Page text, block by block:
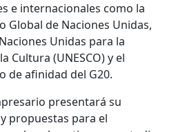
e internacionales como la
Global de Naciones Unidas,
Unidas para la
Cultura (UNESCO) y el
de afinidad del G20.
presentará su
propuestas para el